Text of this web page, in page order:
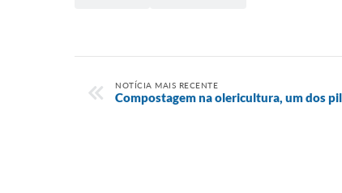
NOTÍCIA MAIS RECENTE
Compostagem na olericultura, um dos